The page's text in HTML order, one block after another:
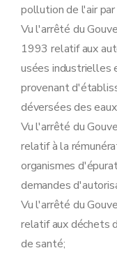
Sous-
Art. 120
Art. 121
Chapitre IV
Section
Sous-
Art. 122
Art. 123
Sous-
Art. 124
Art. 125
Art. 126
Art. 127
Art. 128
Art. 129
Art. 130
pollution de l'air
Vu l'arrêté du
1993 relatif aux
usées industrielles
provenant
déversées des
Vu l'arrêté du
relatif à la
organismes
demandes
Vu l'arrêté du
relatif aux déchets
de santé;